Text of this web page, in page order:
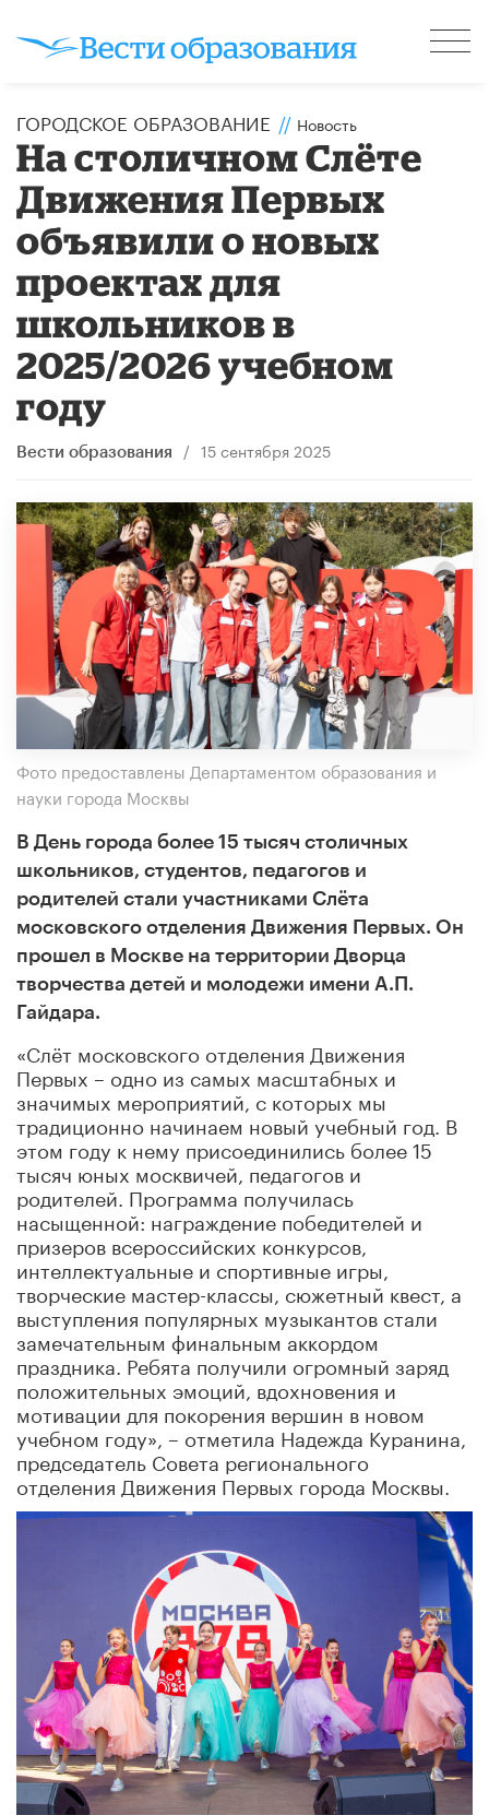
ГОРОДСКОЕ ОБРАЗОВАНИЕ // Новость
На столичном Слёте
Движения Первых
объявили о новых
проектах для
школьников в
2025/2026 учебном
году
Вести образования / 15 сентября 2025
Фото предоставлены Департаментом образования и
науки города Москвы
В День города более 15 тысяч столичных
школьников, студентов, педагогов и
родителей стали участниками Слёта
московского отделения Движения Первых. Он
прошел в Москве на территории Дворца
творчества детей и молодежи имени А.П.
Гайдара.
«Слёт московского отделения Движения
Первых – одно из самых масштабных и
значимых мероприятий, с которых мы
традиционно начинаем новый учебный год. В
этом году к нему присоединились более 15
тысяч юных москвичей, педагогов и
родителей. Программа получилась
насыщенной: награждение победителей и
призеров всероссийских конкурсов,
интеллектуальные и спортивные игры,
творческие мастер-классы, сюжетный квест, а
выступления популярных музыкантов стали
замечательным финальным аккордом
праздника. Ребята получили огромный заряд
положительных эмоций, вдохновения и
мотивации для покорения вершин в новом
учебном году», – отметила Надежда Куранина,
председатель Совета регионального
отделения Движения Первых города Москвы.